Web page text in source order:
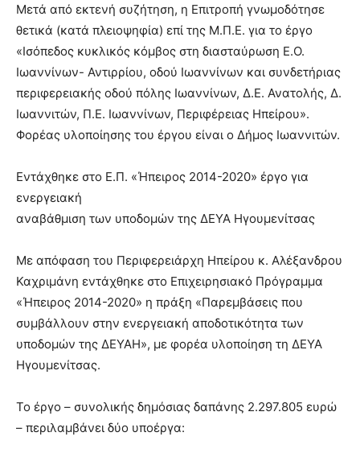
Μετά από εκτενή συζήτηση, η Επιτροπή γνωμοδότησε
θετικά (κατά πλειοψηφία) επί της Μ.Π.Ε. για το έργο
«Ισόπεδος κυκλικός κόμβος στη διασταύρωση Ε.Ο.
Ιωαννίνων- Αντιρρίου, οδού Ιωαννίνων και συνδετήριας
περιφερειακής οδού πόλης Ιωαννίνων, Δ.Ε. Ανατολής, Δ.
Ιωαννιτών, Π.Ε. Ιωαννίνων, Περιφέρειας Ηπείρου».
Φορέας υλοποίησης του έργου είναι ο Δήμος Ιωαννιτών.
Εντάχθηκε στο Ε.Π. «Ήπειρος 2014-2020» έργο για
ενεργειακή
αναβάθμιση των υποδομών της ΔΕΥΑ Ηγουμενίτσας
Με απόφαση του Περιφερειάρχη Ηπείρου κ. Αλέξανδρου
Καχριμάνη εντάχθηκε στο Επιχειρησιακό Πρόγραμμα
«Ήπειρος 2014-2020» η πράξη «Παρεμβάσεις που
συμβάλλουν στην ενεργειακή αποδοτικότητα των
υποδομών της ΔΕΥΑΗ», με φορέα υλοποίηση τη ΔΕΥΑ
Ηγουμενίτσας.
Το έργο – συνολικής δημόσιας δαπάνης 2.297.805 ευρώ
– περιλαμβάνει δύο υποέργα: